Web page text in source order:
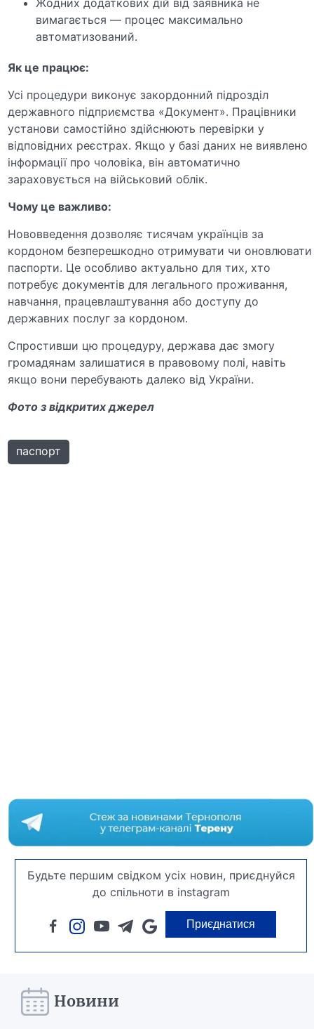
вимагається — процес максимально
автоматизований.
Як це працює:
Усі процедури виконує закордонний підрозділ
державного підприємства «Документ». Працівники
установи самостійно здійснюють перевірки у
відповідних реєстрах. Якщо у базі даних не виявлено
інформації про чоловіка, він автоматично
зараховується на військовий облік.
Чому це важливо:
Нововведення дозволяє тисячам українців за
кордоном безперешкодно отримувати чи оновлювати
паспорти. Це особливо актуально для тих, хто
потребує документів для легального проживання,
навчання, працевлаштування або доступу до
державних послуг за кордоном.
Спростивши цю процедуру, держава дає змогу
громадянам залишатися в правовому полі, навіть
якщо вони перебувають далеко від України.
Фото з відкритих джерел
паспорт
Будьте першим свідком усіх новин, приєднуйся
до спільноти в instagram
Приєднатися
Новини